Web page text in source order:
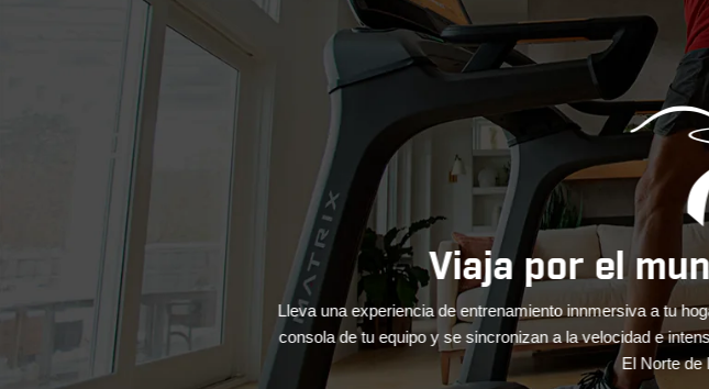
Viaja por el
Lleva una experiencia de entrenamiento innmersiva a tu hogar
consola de tu equipo y se sincronizan a la velocidad e
El Norte de